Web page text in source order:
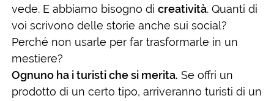
vede. E abbiamo bisogno di creatività. Quanti di
voi scrivono delle storie anche sui social?
Perché non usarle per far trasformarle in un
mestiere?
Ognuno ha i turisti che si merita. Se offri un
prodotto di un certo tipo, arriveranno turisti di un